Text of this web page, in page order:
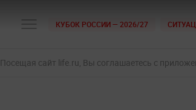
КУБОК РОССИИ — 2026/27
Посещая сайт life.ru, Вы соглашаетесь с